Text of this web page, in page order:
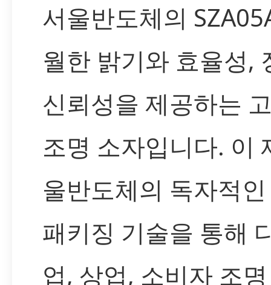
서울반도체의
월한 밝기와 효율성,
신뢰성을 제공하는
조명 소자입니다. 이
울반도체의 독자적
패키징 기술을 통해
업, 상업, 소비자 조